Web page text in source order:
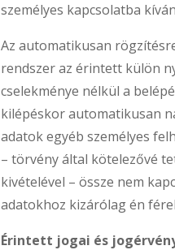
személyes kapcsolatba
Az automatikusan
rendszer az érintett külön
cselekménye nélkül a
kilépéskor automatikusan
adatok egyéb személyes
– törvény által kötelezővé
kivételével – össze nem
adatokhoz kizárólag én
Érintett jogai és